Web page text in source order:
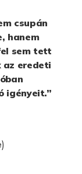
csupán
hanem
sem tett
az eredeti
igényeit.”